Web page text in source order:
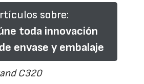
sobre:
toda innovación
envase y embalaje
C320